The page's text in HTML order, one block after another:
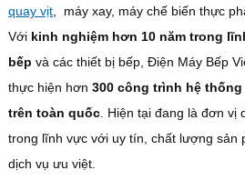
quay vịt, máy xay, máy chế biến thực
Với kinh nghiệm hơn 10 năm trong
bếp và các thiết bị bếp, Điện Máy Bếp
thực hiện hơn 300 công trình hệ thống
trên toàn quốc. Hiện tại đang là đơn vị
trong lĩnh vực với uy tín, chất lượng sản
dịch vụ ưu việt.